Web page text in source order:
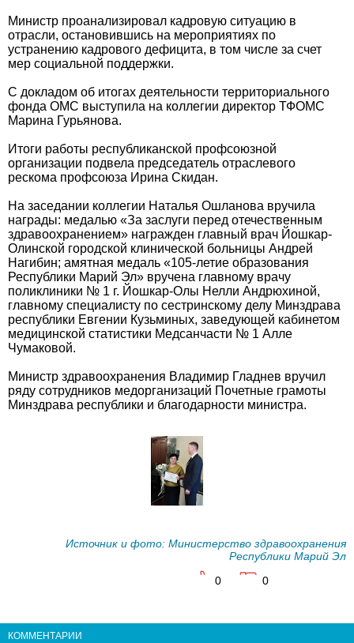
Министр проанализировал кадровую ситуацию в
отрасли, остановившись на мероприятиях по
устранению кадрового дефицита, в том числе за счет
мер социальной поддержки.
С докладом об итогах деятельности территориального
фонда ОМС выступила на коллегии директор ТФОМС
Марина Гурьянова.
Итоги работы республиканской профсоюзной
организации подвела председатель отраслевого
рескома профсоюза Ирина Скидан.
На заседании коллегии Наталья Ошланова вручила
награды: медалью «За заслуги перед отечественным
здравоохранением» награжден главный врач Йошкар-
Олинской городской клинической больницы Андрей
Нагибин; амятная медаль «105-летие образования
Республики Марий Эл» вручена главному врачу
поликлиники № 1 г. Йошкар-Олы Нелли Андрюхиной,
главному специалисту по сестринскому делу Минздрава
республики Евгении Кузьминых, заведующей кабинетом
медицинской статистики Медсанчасти № 1 Алле
Чумаковой.
Министр здравоохранения Владимир Гладнев вручил
ряду сотрудников медорганизаций Почетные грамоты
Минздрава республики и благодарности министра.
Источник и фото: Министерство здравоохранения
Республики Марий Эл
0
0
КОММЕНТАРИИ